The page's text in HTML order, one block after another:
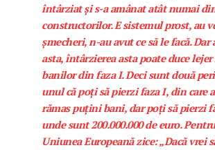
întârziat și s-a amânat atât numai
constructorilor. E sistemul prost, au
șmecheri, n-au avut ce să le facă. Dar
asta, întârzierea asta poate duce
banilor din faza I. Deci sunt două
unul că poți să pierzi faza I, din care
rămas puțini bani, dar poți să pierzi
unde sunt 200.000.000 de euro.
Uniunea Europeană zice: „Dacă vrei